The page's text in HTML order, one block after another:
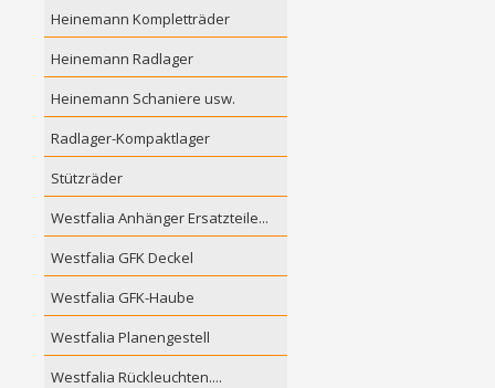
Heinemann Kompletträder
Heinemann Radlager
Heinemann Schaniere usw.
Radlager-Kompaktlager
Stützräder
Westfalia Anhänger Ersatzteile...
Westfalia GFK Deckel
Westfalia GFK-Haube
Westfalia Planengestell
Westfalia Rückleuchten....